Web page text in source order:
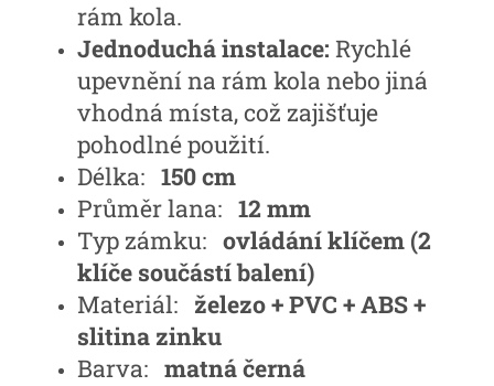
rám kola.
Jednoduchá instalace: Rychlé
upevnění na rám kola nebo jiná
vhodná místa, což zajišťuje
pohodlné použití.
Délka: 150 cm
Průměr lana: 12 mm
Typ zámku: ovládání klíčem (2
klíče součástí balení)
Materiál: železo + PVC + ABS +
slitina zinku
Barva: matná černá